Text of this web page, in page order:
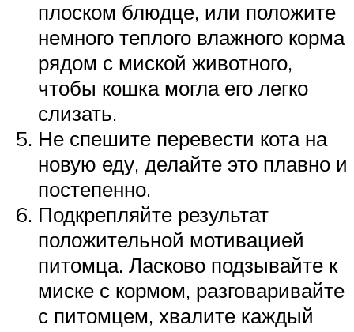
плоском блюдце, или положите
немного теплого влажного корма
рядом с миской животного,
чтобы кошка могла его легко
слизать.
Не спешите перевести кота на
новую еду, делайте это плавно и
постепенно.
Подкрепляйте результат
положительной мотивацией
питомца. Ласково подзывайте к
миске с кормом, разговаривайте
с питомцем, хвалите каждый